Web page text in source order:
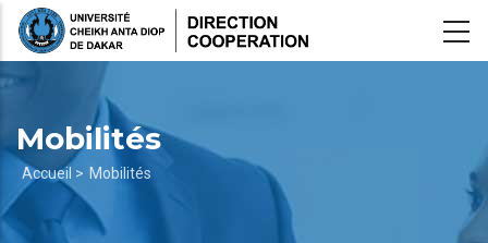
Aller
Mobilités
Fil
d'Ariane
Accueil > Mobilités